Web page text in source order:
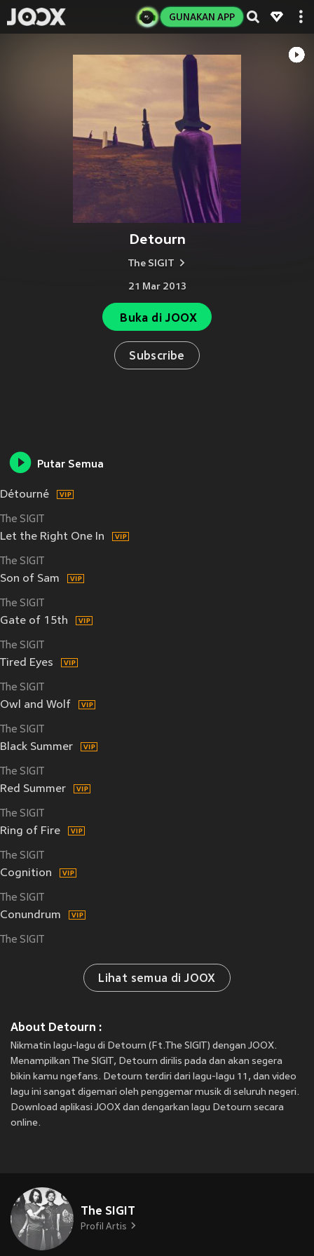
GUNAKAN APP
Detourn
The SIGIT
21 Mar 2013
Buka di JOOX
Subscribe
Putar Semua
Détourné
The SIGIT
Let the Right One In
The SIGIT
Son of Sam
The SIGIT
Gate of 15th
The SIGIT
Tired Eyes
The SIGIT
Owl and Wolf
The SIGIT
Black Summer
The SIGIT
Red Summer
The SIGIT
Ring of Fire
The SIGIT
Cognition
The SIGIT
Conundrum
The SIGIT
Lihat semua di JOOX
About Detourn :
Nikmatin lagu-lagu di Detourn (Ft.The SIGIT) dengan JOOX.
Menampilkan The SIGIT, Detourn dirilis pada dan akan segera
bikin kamu ngefans. Detourn terdiri dari lagu-lagu 11, dan video
lagu ini sangat digemari oleh penggemar musik di seluruh negeri.
Download aplikasi JOOX dan dengarkan lagu Detourn secara
online.
The SIGIT
Profil Artis